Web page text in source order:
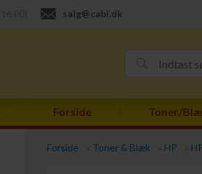
salg@cabi.dk
Forside Toner/
Forside Toner & Blæk HP